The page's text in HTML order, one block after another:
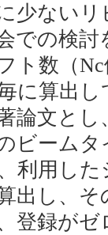
少ないリ
での検討
ト数（
に算出
論文とし
ビーム
利用し
出し、そ
登録が